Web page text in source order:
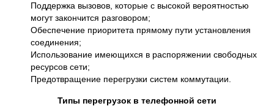
Поддержка вызовов, которые с высокой вероятностью
могут закончится разговором;
Обеспечение приоритета прямому пути установления
соединения;
Использование имеющихся в распоряжении свободных
ресурсов сети;
Предотвращение перегрузки систем коммутации.
Типы перегрузок в телефонной сети